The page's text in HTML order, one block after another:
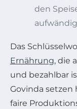
den
Das
Ernährung, die
und bezahlbar
Govinda
faire